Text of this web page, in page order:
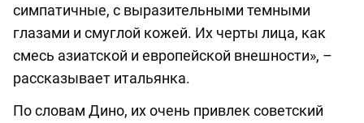
симпатичные, с выразительными темными
глазами и смуглой кожей. Их черты лица, как
смесь азиатской и европейской внешности», –
рассказывает итальянка.
По словам Дино, их очень привлек советский